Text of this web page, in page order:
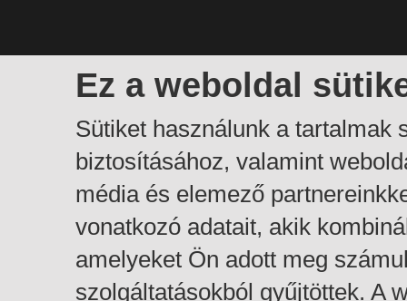
Ez a weboldal
Sütiket használunk a tartalmak
biztosításához, valamint
média és elemező
vonatkozó adatait, akik
amelyeket Ön adott meg
szolgáltatásokból gyűjtöttek. A